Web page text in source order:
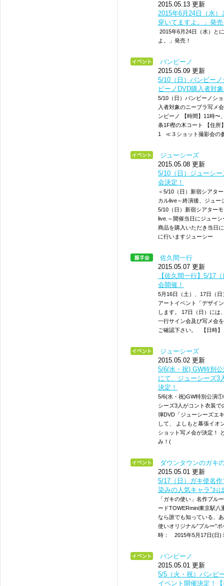
2015.05.13 更新
2015年6月24日（水
穿いてますよ。」発
2015年6月24日（水）と
よ。」発売！
バンビーノ
2015.05.09 更新
5/10（日）バンビー
ビーノDVD購入者対
5/10（日）バンビーノシ
入者対象のニーブラ写メ
ンビーノ 【時間】11時〜
条1F樫の木コート 【住
1 ≪３ショット撮影会の
ジューシーズ
2015.05.08 更新
5/10（日）ジューシ
会決定！
＜5/10（日）新宿シアタ
カルlive～終演後、ジュ
5/10（日）新宿シアター
live.～開催当日にジュー
商品を購入いただき当日
に行いますジューシー
佐久間一行
2015.05.07 更新
【佐久間一行】5/17
会開催！
5月16日（土）、17日（
アートイベント「デザイ
します。 17日（日）には
一行サイン会及び写メ会
ご確認下さい。 【日時
ジューシーズ
2015.05.02 更新
5/6(水・祝) GW特別
にて、ジューシーズ3
決定！
5/6(水・祝)GW特別公演
シーズ3人がコント衣装
弾DVD「ジューシーズエ
して、 よしもと幕張イオ
ショット写メ会が決定！
み！(
ダウンタウンのガキ
2015.05.01 更新
5/17（日）ガキ使名
染みの人気キャラ”お
「ガキの使い」名作ブ
ードTOWERmini東京駅八
なら誰でも知っている、
使いオリジナル”ブルー”
時： 2015年5月17日(日)
バンビーノ
2015.05.01 更新
5/5（火・祝）バンビ
イベント開催決定！